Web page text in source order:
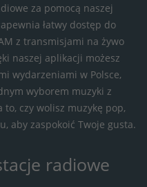
za pomocą naszej
łatwy dostęp do
z transmisjami na żywo
naszej aplikacji możesz
wydarzeniami w Polsce,
wyborem muzyki z
czy wolisz muzykę pop,
aby zaspokoić Twoje gusta.
radiowe